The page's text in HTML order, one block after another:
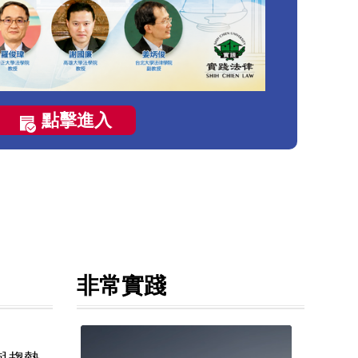
點擊進入
非常實踐